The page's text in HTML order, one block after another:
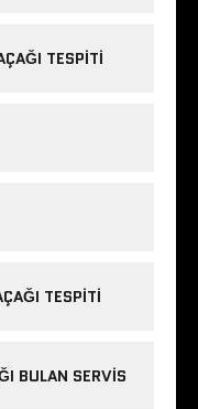
TESPITI
TESPITI
BULAN SERVIS